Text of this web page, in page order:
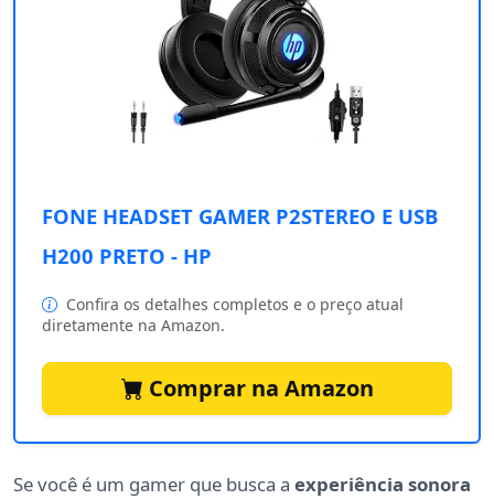
FONE HEADSET GAMER P2STEREO E USB
H200 PRETO - HP
Confira os detalhes completos e o preço atual
diretamente na Amazon.
Comprar na Amazon
Se você é um gamer que busca a experiência sonora